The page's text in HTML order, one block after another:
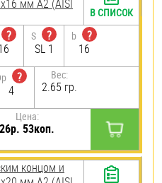
мм А2 (AISI
?
S
?
SL 1
b
?
16
?
4
Вес:
2.65 гр.
Цена:
26р. 53коп.
В СПИСОК
концом и